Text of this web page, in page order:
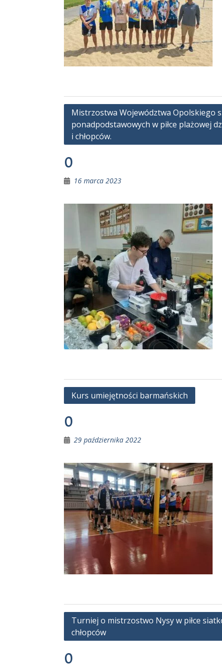
Nawigacja
wpisu
Mistrzostwa Województwa Opolskiego
ponadpodstawowych w piłce plażowej
i chłopców.
0
16 marca 2023
Nawigacja
Kurs umiejętności barmańskich
0
29 października 2022
Nawigacja
wpisu
Turniej o mistrzostwo Nysy w piłce
chłopców
0